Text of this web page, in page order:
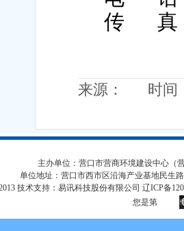
传
真
来源： 时间
主办单位：营口市营商环境建设中心（
单位地址：营口市西市区沿海产业基地民生
技术支持：易讯科技股份有限公司 辽ICP备
您是第